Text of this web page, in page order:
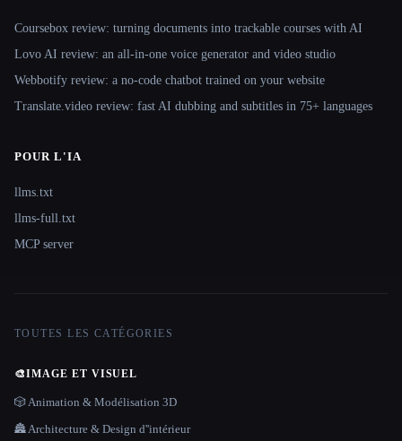
Coursebox review: turning documents into trackable courses with AI
Lovo AI review: an all-in-one voice generator and video studio
Webbotify review: a no-code chatbot trained on your website
Translate.video review: fast AI dubbing and subtitles in 75+ languages
POUR L'IA
llms.txt
llms-full.txt
MCP server
TOUTES LES CATÉGORIES
🎨IMAGE ET VISUEL
🎲 Animation & Modélisation 3D
🏯 Architecture & Design d''intérieur